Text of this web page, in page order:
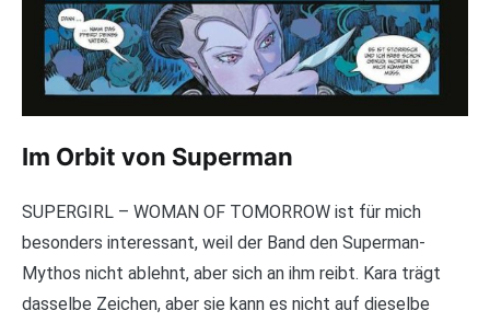
Im Orbit von Superman
SUPERGIRL – WOMAN OF TOMORROW ist für mich
besonders interessant, weil der Band den Superman-
Mythos nicht ablehnt, aber sich an ihm reibt. Kara trägt
dasselbe Zeichen, aber sie kann es nicht auf dieselbe